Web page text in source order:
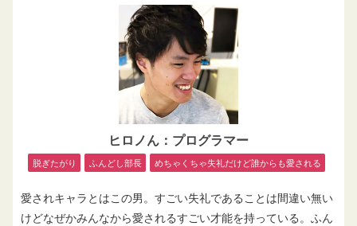
ヒロノん：プログラマー
脱ぎたがり ふんどし部長 めちゃくちゃ失礼だけど誰からも愛される
愛されキャラとはこの男。すごい失礼であることは間違い無い
けどなぜかみんなから愛されるすごい才能を持っている。ふん